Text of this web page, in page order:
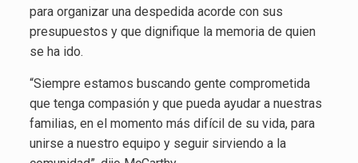
para organizar una despedida acorde con sus
presupuestos y que dignifique la memoria de quien
se ha ido.
“Siempre estamos buscando gente comprometida
que tenga compasión y que pueda ayudar a nuestras
familias, en el momento más difícil de su vida, para
unirse a nuestro equipo y seguir sirviendo a la